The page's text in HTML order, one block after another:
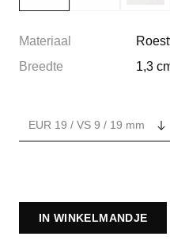
Materiaal
Breedte
1,3
IN WINKELMANDJE